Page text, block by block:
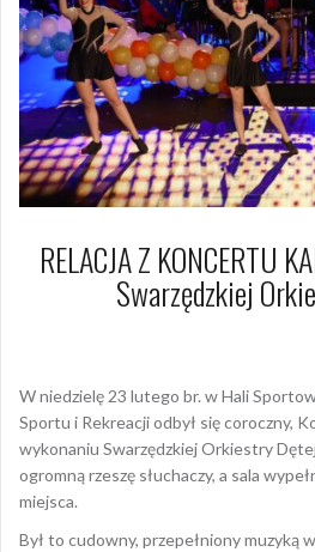
RELACJA Z KONCERTU
Swarzędzkiej
W niedzielę 23 lutego br. w Hali
Sportu i Rekreacji odbył się coroczny,
wykonaniu Swarzędzkiej Orkiestry
ogromną rzeszę słuchaczy, a sala
miejsca.
Był to cudowny, przepełniony muzyką